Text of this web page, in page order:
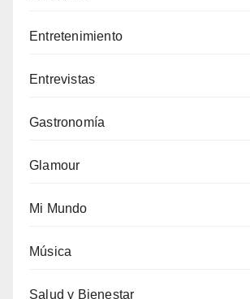
Entretenimiento
Entrevistas
Gastronomía
Glamour
Mi Mundo
Música
Salud y Bienestar